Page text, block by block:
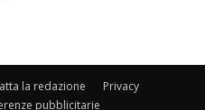
la redazione
Privacy
pubblicitarie